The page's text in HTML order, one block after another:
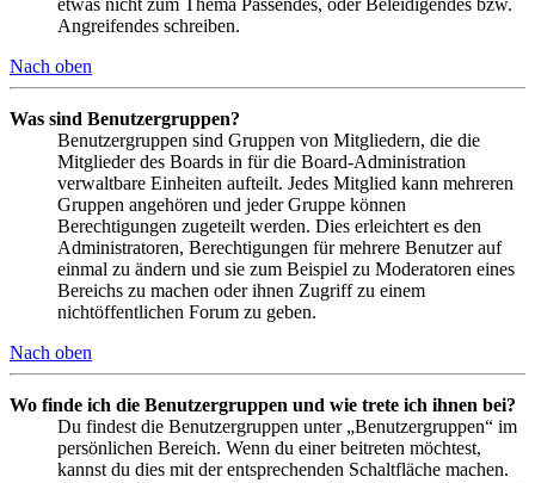
Angreifendes schreiben.
Nach oben
Was sind Benutzergruppen?
Benutzergruppen sind Gruppen von Mitgliedern, die die
Mitglieder des Boards in für die Board-Administration
verwaltbare Einheiten aufteilt. Jedes Mitglied kann mehreren
Gruppen angehören und jeder Gruppe können
Berechtigungen zugeteilt werden. Dies erleichtert es den
Administratoren, Berechtigungen für mehrere Benutzer auf
einmal zu ändern und sie zum Beispiel zu Moderatoren eines
Bereichs zu machen oder ihnen Zugriff zu einem
nichtöffentlichen Forum zu geben.
Nach oben
Wo finde ich die Benutzergruppen und wie trete ich ihnen bei?
Du findest die Benutzergruppen unter „Benutzergruppen“ im
persönlichen Bereich. Wenn du einer beitreten möchtest,
kannst du dies mit der entsprechenden Schaltfläche machen.